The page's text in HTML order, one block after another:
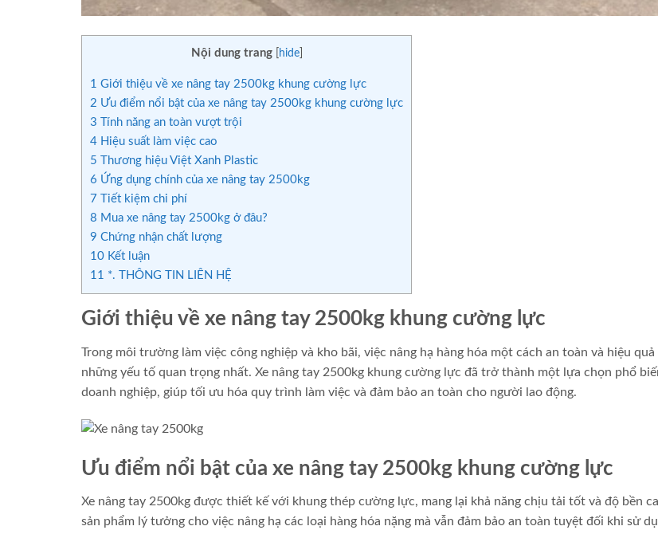
Nội dung trang hide]
1 Giới thiệu về xe nâng tay 2500kg khung cường lực
2 Ưu điểm nổi bật của xe nâng tay 2500kg khung cường lực
3 Tính năng an toàn vượt trội
4 Hiệu suất làm việc cao
5 Thương hiệu Việt Xanh Plastic
6 Ứng dụng chính của xe nâng tay 2500kg
7 Tiết kiệm chi phí
8 Mua xe nâng tay 2500kg ở đâu?
9 Chứng nhận chất lượng
10 Kết luận
11 *. THÔNG TIN LIÊN HỆ
Giới thiệu về xe nâng tay 2500kg khung cường lực
Trong môi trường làm việc công nghiệp và kho bãi, việc nâng hạ hàng hóa một cách an toàn và hiệu
những yếu tố quan trọng nhất. Xe nâng tay 2500kg khung cường lực đã trở thành một lựa chọn phổ
doanh nghiệp, giúp tối ưu hóa quy trình làm việc và đảm bảo an toàn cho người lao động.
Ưu điểm nổi bật của xe nâng tay 2500kg khung cường lực
Xe nâng tay 2500kg được thiết kế với khung thép cường lực, mang lại khả năng chịu tải tốt và độ bền
sản phẩm lý tưởng cho việc nâng hạ các loại hàng hóa nặng mà vẫn đảm bảo an toàn tuyệt đối khi sử